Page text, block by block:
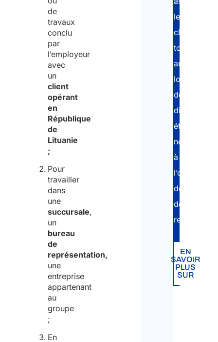
de
travaux
conclu
par
l’employeur
avec
un
client
opérant
en
République
de
Lituanie
;
Pour
travailler
dans
une
succursale,
un
bureau
de
représentation,
une
entreprise
appartenant
au
groupe
;
En
le
client
tout
au
long
des
différentes
étapes
nécessaires
à
l’obtention
des
documents
requis.
EN
SAVOIR
PLUS
SUR